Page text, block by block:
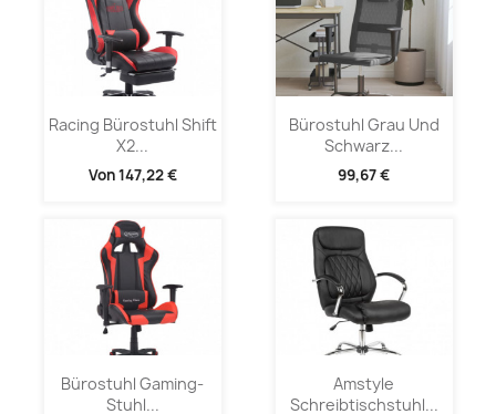
Racing Bürostuhl Shift
X2...
Von147,22 €
Bürostuhl Grau Und
Schwarz...
99,67 €
Bürostuhl Gaming-
Stuhl...
Amstyle
Schreibtischstuhl...